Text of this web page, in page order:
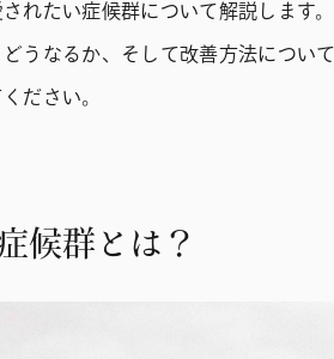
れたい症候群について解説します
うなるか、そして改善方法につい
ださい。
候群とは？